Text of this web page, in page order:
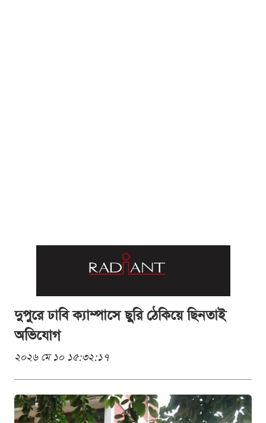
দুপুরে ঢাবি ক্যাম্পাসে ছুরি ঠেকিয়ে ছিনতাই
অভিযোগ
২০২৬ মে ১০ ১৫:৩২:১৭